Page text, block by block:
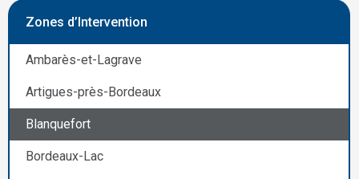
Zones d’Intervention
Ambarès-et-Lagrave
Artigues-près-Bordeaux
Blanquefort
Bordeaux-Lac